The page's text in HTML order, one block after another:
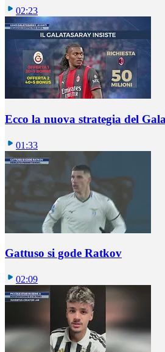
02:23
Ecco la nuova strategia del
01:33
Gattuso si gode Ratkov
02:09